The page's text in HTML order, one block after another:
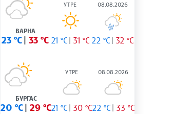
ВАРНА
23 °C 33 °C
УТРЕ
21 °C 31 °C
08.08.2026
22 °C 32 °C
БУРГАС
20 °C 29 °C
УТРЕ
21 °C 30 °C
08.08.2026
22 °C 33 °C